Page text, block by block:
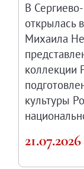
В
открылась
Михаила
коллекции
культуры
21.07.2026